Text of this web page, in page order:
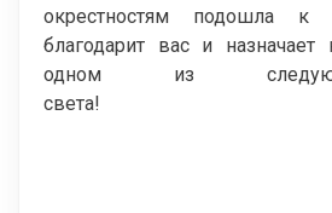
окрестностям подошла к
благодарит вас и
одном из